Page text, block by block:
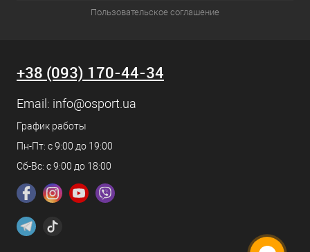
Пользовательское соглашение
+38 (093) 170-44-34
Email: info@osport.ua
График работы
Пн-Пт: с 9:00 до 19:00
Сб-Вс: с 9:00 до 18:00